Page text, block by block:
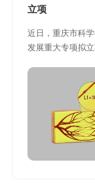
立项
近日，重庆市科
发展重大专项拟